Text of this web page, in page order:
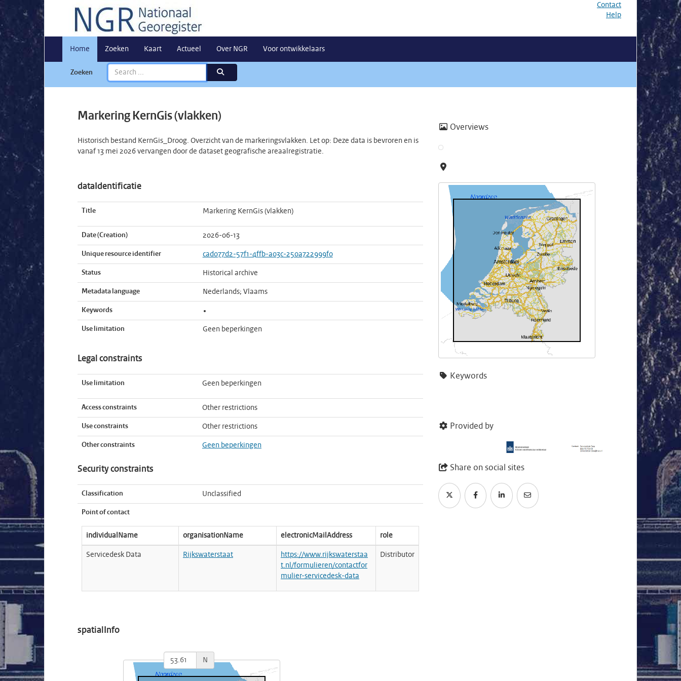
Contact
Help
Home Zoeken Kaart Actueel Over NGR Voor ontwikkelaars
Zoeken
Markering KernGis (vlakken)
Historisch bestand KernGis_Droog. Overzicht van de markeringsvlakken. Let op: Deze data is bevroren en is
vanaf 13 mei 2026 vervangen door de dataset geografische areaalregistratie.
dataIdentificatie
Title Markering KernGis (vlakken)
Date (Creation) 2026-06-13
Unique resource identifier cad077d2-57f1-4ffb-a03c-250a722999f0
Status Historical archive
Metadata language Nederlands; Vlaams
Keywords
Use limitation Geen beperkingen
Legal constraints
Use limitation Geen beperkingen
Access constraints Other restrictions
Use constraints Other restrictions
Other constraints Geen beperkingen
Security constraints
Classification Unclassified
Point of contact
individualName organisationName electronicMailAddress role
Servicedesk Data Rijkswaterstaat
https://www.rijkswaterstaa
t.nl/formulieren/contactfor
mulier-servicedesk-data
Distributor
spatialInfo
N
Overviews
Keywords
Provided by
Share on social sites